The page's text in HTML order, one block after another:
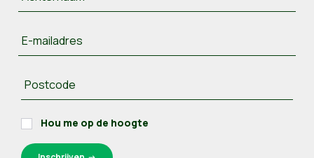
E-mailadres
Postcode
Hou me op de hoogte